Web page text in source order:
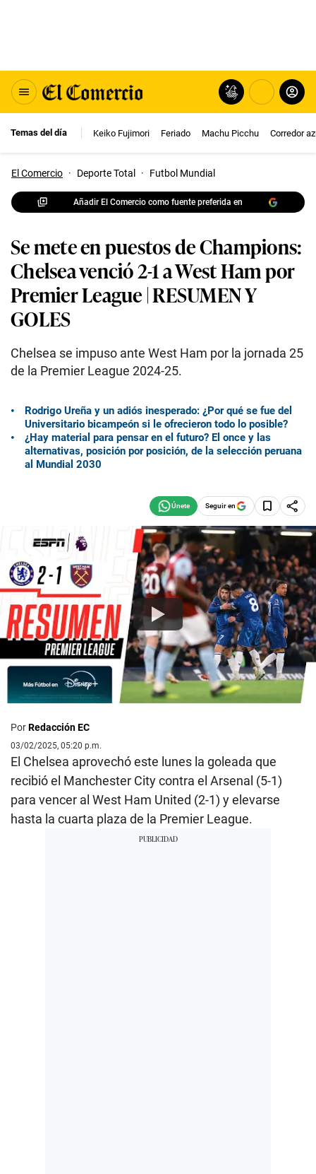
Temas del día Keiko Fujimori Feriado Machu Picchu Corredor
El Comercio · Deporte Total · Futbol Mundial
Añadir El Comercio como fuente preferida en
Se mete en puestos de Champions:
Chelsea venció 2-1 a West Ham por
Premier League | RESUMEN Y
GOLES
Chelsea se impuso ante West Ham por la jornada 25
de la Premier League 2024-25.
Rodrigo Ureña y un adiós inesperado: ¿Por qué se fue del
Universitario bicampeón si le ofrecieron todo lo posible?
¿Hay material para pensar en el futuro? El once y las
alternativas, posición por posición, de la selección peruana
al Mundial 2030
Seguir en
PorRedacción EC
03/02/2025, 05:20 p.m.
El Chelsea aprovechó este lunes la goleada que
recibió el Manchester City contra el Arsenal (5-1)
para vencer al West Ham United (2-1) y elevarse
hasta la cuarta plaza de la Premier League.